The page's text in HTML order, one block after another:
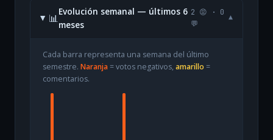
📊
Evolución semanal — últimos 6
meses
2 😡 · 0
💬
▾
Cada barra representa una semana del último
semestre. Naranja= votos negativos, amarillo =
comentarios.